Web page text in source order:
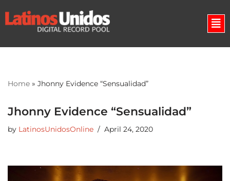
Skip
Home » Jhonny Evidence “Sensualidad”
Jhonny Evidence “Sensualidad”
by LatinosUnidosOnline April 24, 2020